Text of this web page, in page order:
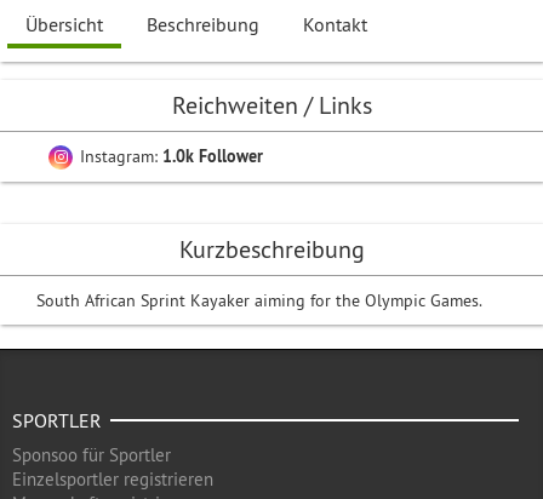
Übersicht Beschreibung Kontakt
Kurzbeschreibung
South African Sprint Kayaker aiming for the Olympic Games.
Reichweiten / Links
Instagram: 1.0k Follower
SPORTLER
Sponsoo für Sportler
Einzelsportler registrieren